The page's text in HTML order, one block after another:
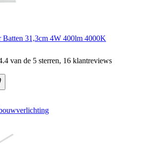
31,3cm 4W 400lm 4000K
van de 5 sterren, 16 klantreviews